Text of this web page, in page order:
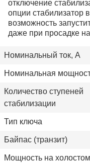
отключение
опции стабилизатор
возможность
даже при просадке
Номинальный ток, А
Номинальная
Количество ступеней
стабилизации
Тип ключа
Байпас (транзит)
Мощность на